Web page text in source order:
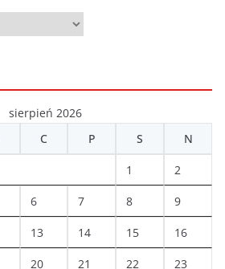
sierpień 2026
C P S N
1 2
6 7 8 9
13 14 15 16
20 21 22 23